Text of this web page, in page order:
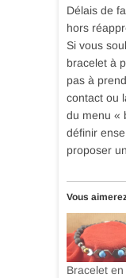
Délais de
hors
Si vous
bracelet à
pas à
contact ou
du menu «
définir
proposer
Vous
Bracelet en